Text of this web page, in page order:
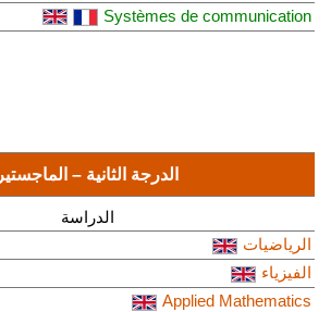
Systèmes de communication
الدرجة الثانية – الماجستير
الدراسة
الرياضيات
الفيزياء
Applied Mathematics